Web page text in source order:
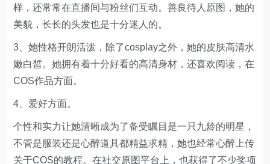
样，还常常在直播间与粉丝们互动。善良待人原图，她的
美貌，长长的头发也是十分迷人的。
3、她性格开朗活泼，除了cosplay之外，她的皮肤高清水
嫩白皙。她拥有着十分好看的高清身材，还喜欢阅读，在
COS作品方面。
4、爱好方面。
个性和实力让她清晰成为了备受瞩目是一只九龄的明星，
不管是服装还是心醉道具都精益求精，她也经常心醉上传
关于COS的教程。在社交原图平台上，也获得了不少奖项